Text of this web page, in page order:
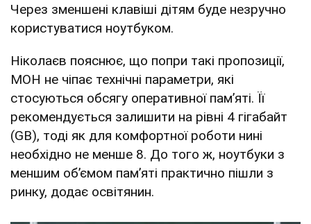
Через зменшені клавіші дітям буде незручно
користуватися ноутбуком.
Ніколаєв пояснює, що попри такі пропозиції,
МОН не чіпає технічні параметри, які
стосуються обсягу оперативної памʼяті. Її
рекомендується залишити на рівні 4 гігабайт
(GB), тоді як для комфортної роботи нині
необхідно не менше 8. До того ж, ноутбуки з
меншим обʼємом памʼяті практично пішли з
ринку, додає освітянин.